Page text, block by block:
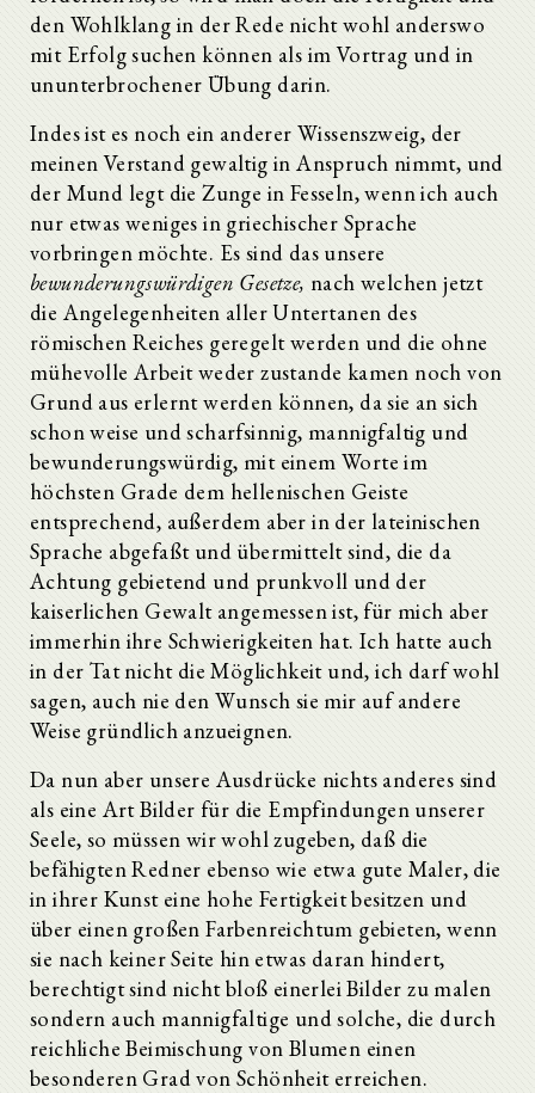
den Wohlklang in der Rede nicht wohl anderswo
mit Erfolg suchen können als im Vortrag und in
ununterbrochener Übung darin.
Indes ist es noch ein anderer Wissenszweig, der
meinen Verstand gewaltig in Anspruch nimmt, und
der Mund legt die Zunge in Fesseln, wenn ich auch
nur etwas weniges in griechischer Sprache
vorbringen möchte. Es sind das unsere
bewunderungswürdigen Gesetze, nach welchen jetzt
die Angelegenheiten aller Untertanen des
römischen Reiches geregelt werden und die ohne
mühevolle Arbeit weder zustande kamen noch von
Grund aus erlernt werden können, da sie an sich
schon weise und scharfsinnig, mannigfaltig und
bewunderungswürdig, mit einem Worte im
höchsten Grade dem hellenischen Geiste
entsprechend, außerdem aber in der lateinischen
Sprache abgefaßt und übermittelt sind, die da
Achtung gebietend und prunkvoll und der
kaiserlichen Gewalt angemessen ist, für mich aber
immerhin ihre Schwierigkeiten hat. Ich hatte auch
in der Tat nicht die Möglichkeit und, ich darf wohl
sagen, auch nie den Wunsch sie mir auf andere
Weise gründlich anzueignen.
Da nun aber unsere Ausdrücke nichts anderes sind
als eine Art Bilder für die Empfindungen unserer
Seele, so müssen wir wohl zugeben, daß die
befähigten Redner ebenso wie etwa gute Maler, die
in ihrer Kunst eine hohe Fertigkeit besitzen und
über einen großen Farbenreichtum gebieten, wenn
sie nach keiner Seite hin etwas daran hindert,
berechtigt sind nicht bloß einerlei Bilder zu malen
sondern auch mannigfaltige und solche, die durch
reichliche Beimischung von Blumen einen
besonderen Grad von Schönheit erreichen.